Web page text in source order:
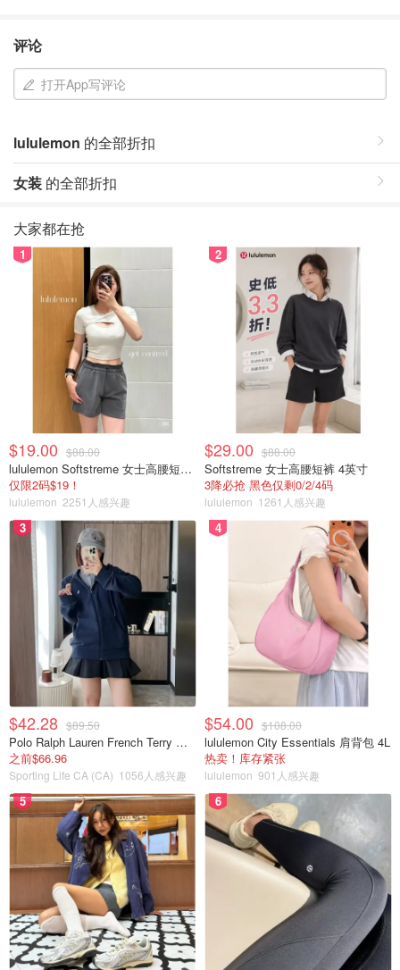
评论
打开App写评论
lululemon 的全部折扣
女装 的全部折扣
大家都在抢
1
$19.00 $88.00
lululemon Softstreme 女士高腰短裤 10cm
仅限2码$19！
lululemon 2251人感兴趣
2
$29.00 $88.00
Softstreme 女士高腰短裤 4英寸
3降必抢 黑色仅剩0/2/4码
lululemon 1261人感兴趣
3
$42.28 $89.50
Polo Ralph Lauren French Terry 女童连帽卫衣 7-16码
之前$66.96
Sporting Life CA (CA) 1056人感兴趣
4
$54.00 $108.00
lululemon City Essentials 肩背包 4L
热卖！库存紧张
lululemon 901人感兴趣
5 6